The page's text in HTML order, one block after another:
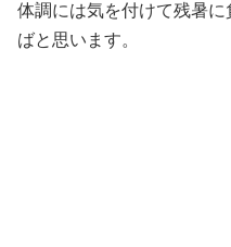
体調には気を付けて残暑
ばと思います。